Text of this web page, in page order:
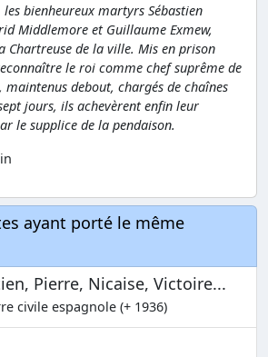
les bienheureux martyrs Sébastien
Middlemore et Guillaume Exmew,
Chartreuse de la ville. Mis en prison
le roi comme chef suprême de
maintenus debout, chargés de chaînes
jours, ils achevèrent enfin leur
le supplice de la pendaison.
ayant porté le même
Pierre, Nicaise, Victoire...
civile espagnole (+ 1936)